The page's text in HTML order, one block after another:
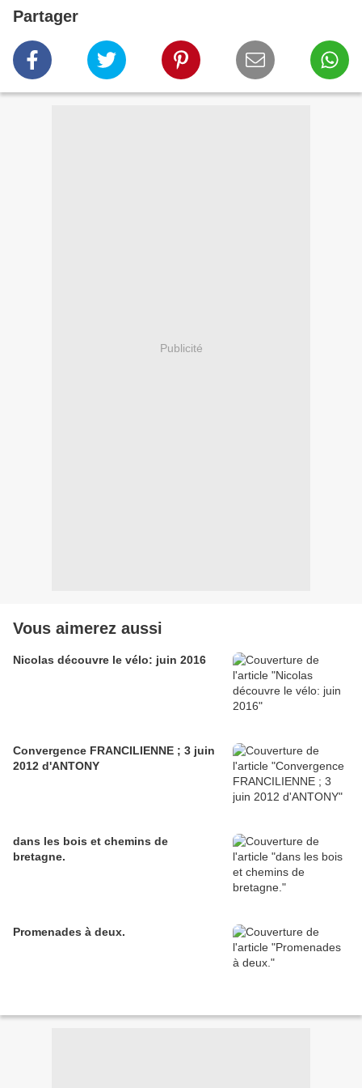
Partager
Publicité
Vous aimerez aussi
Nicolas découvre le vélo: juin 2016
Convergence FRANCILIENNE ; 3 juin
2012 d'ANTONY
dans les bois et chemins de
bretagne.
Promenades à deux.